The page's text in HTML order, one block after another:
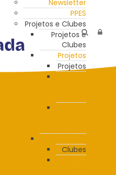
Newsletter
PPES
Projetos e Clubes
Projetos e
Clubes
Projetos
Projetos
Clubes